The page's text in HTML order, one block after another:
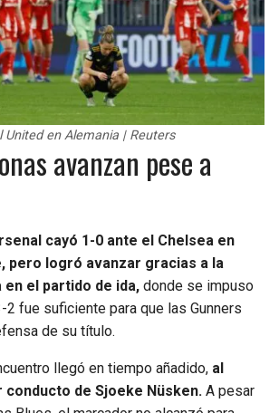
United en Alemania | Reuters
avanzan pese a
cayó 1-0 ante el Chelsea en
pero logró avanzar gracias a la
el partido de ida, donde se impuso
2 fue suficiente para que las Gunners
de su título.
llegó en tiempo añadido, al
conducto de Sjoeke Nüsken. A pesar